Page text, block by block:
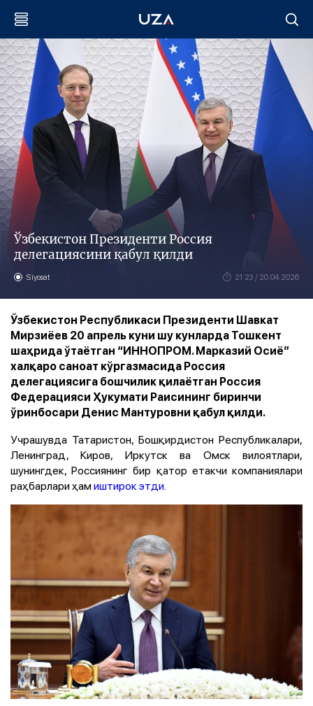
Ўзбекистон Президенти Россия
делегациясини қабул қилди
Siyosat 21:23 / 20.04.2026
Ўзбекистон Республикаси Президенти Шавкат
Мирзиёев 20 апрель куни шу кунларда Тошкент
шаҳрида ўтаётган “ИННОПРОМ. Марказий Осиё”
халқаро саноат кўргазмасида Россия
делегациясига бошчилик қилаётган Россия
Федерацияси Ҳукумати Раисининг биринчи
ўринбосари Денис Мантуровни қабул қилди.
Учрашувда Татаристон, Бошқирдистон Республикалари,
Ленинград, Киров, Иркутск ва Омск вилоятлари,
шунингдек, Россиянинг бир қатор етакчи компаниялари
раҳбарлари ҳамиштирок этди.